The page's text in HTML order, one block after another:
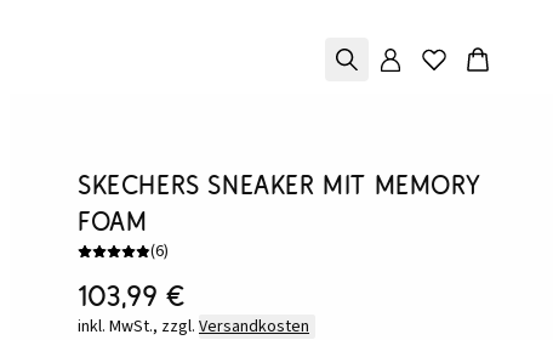
Skechers Sneaker mit Memory
Foam
(6)
103,99 €
inkl. MwSt., zzgl. Versandkosten